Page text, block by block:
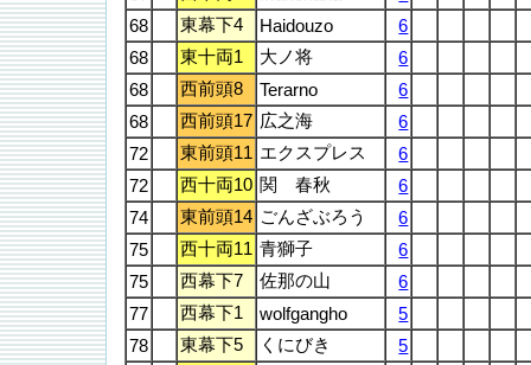
68
東幕下4 Haidouzo
6
68
東十両1 大ノ将
6
68
西前頭8 Terarno
6
68
西前頭17 広之海
6
72
東前頭11 エクスプレス
6
72
西十両10 関 春秋
6
74
東前頭14 ごんざぶろう
6
75
西十両11 青獅子
6
75
西幕下7 佐那の山
6
77
西幕下1 wolfgangho
5
78
東幕下5 くにびき
5